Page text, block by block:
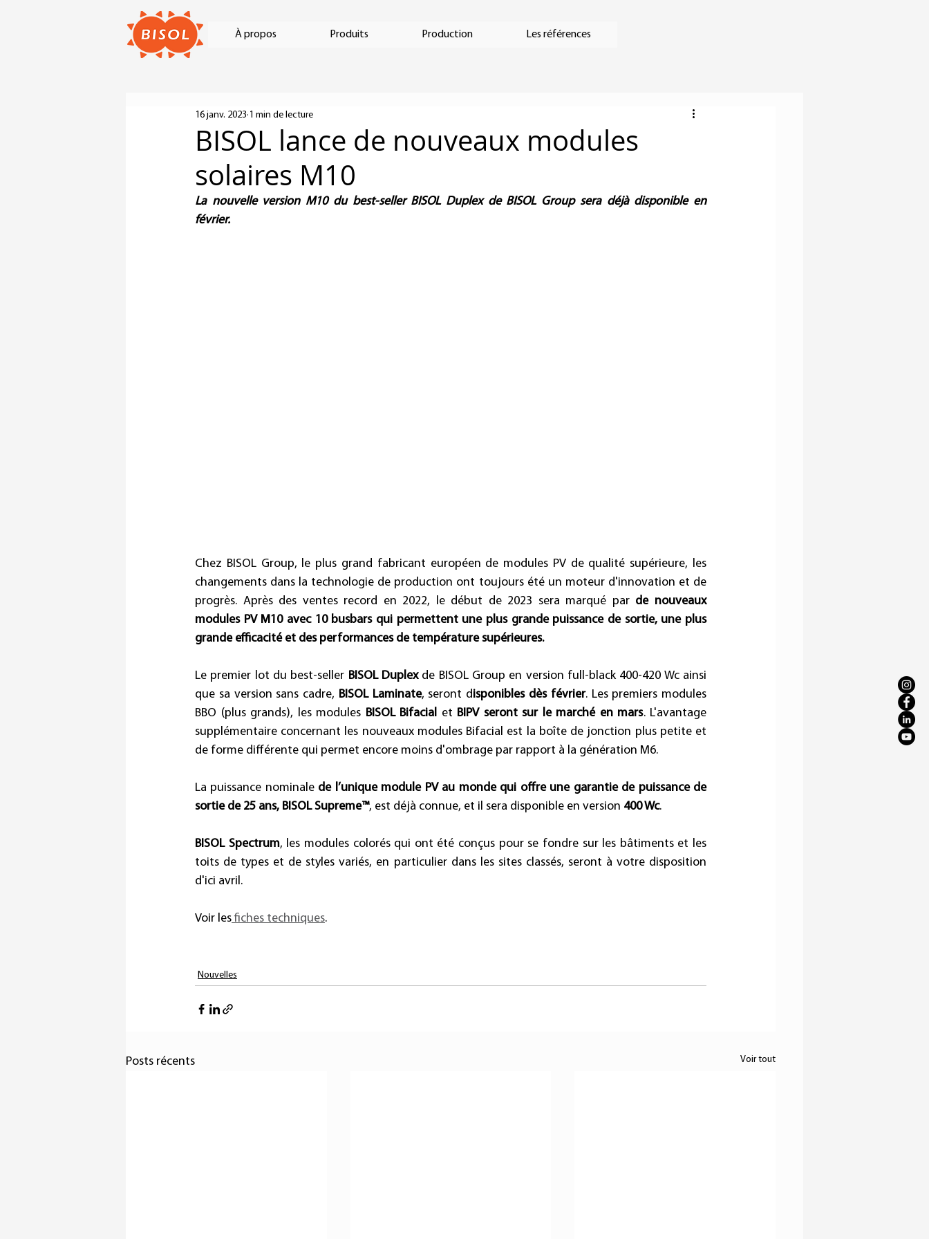
À propos Produits Production Les références
BISOL lance de nouveaux modules
solaires M10
16 janv. 2023 1 min de lecture
La nouvelle version M10 du best-seller BISOL Duplex de BISOL Group sera déjà disponible en
février.
Chez BISOL Group, le plus grand fabricant européen de modules PV de qualité supérieure, les
changements dans la technologie de production ont toujours été un moteur d'innovation et de
progrès. Après des ventes record en 2022, le début de 2023 sera marqué par de nouveaux
modules PV M10 avec 10 busbars qui permettent une plus grande puissance de sortie, une plus
grande efficacité et des performances de température supérieures.
Le premier lot du best-seller BISOL Duplex de BISOL Group en version full-black 400-420 Wc ainsi
que sa version sans cadre, BISOL Laminate, seront disponibles dès février. Les premiers modules
BBO (plus grands), les modules BISOL Bifacial et BIPV seront sur le marché en mars. L'avantage
supplémentaire concernant les nouveaux modules Bifacial est la boîte de jonction plus petite et
de forme différente qui permet encore moins d'ombrage par rapport à la génération M6.
La puissance nominale de l’unique module PV au monde qui offre une garantie de puissance de
sortie de 25 ans, BISOL Supreme™, est déjà connue, et il sera disponible en version 400 Wc.
BISOL Spectrum, les modules colorés qui ont été conçus pour se fondre sur les bâtiments et les
toits de types et de styles variés, en particulier dans les sites classés, seront à votre disposition
d'ici avril.
Voir les fiches techniques.
Nouvelles
Posts récents Voir tout